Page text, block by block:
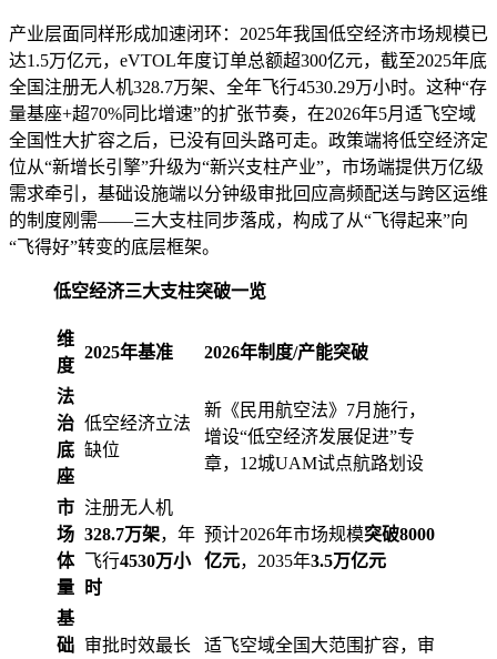
产业层面同样形成加速闭环：2025年我国低空经济市场规模已
达1.5万亿元，eVTOL年度订单总额超300亿元，截至2025年底
全国注册无人机328.7万架、全年飞行4530.29万小时。这种“存
量基座+超70%同比增速”的扩张节奏，在2026年5月适飞空域
全国性大扩容之后，已没有回头路可走。政策端将低空经济定
位从“新增长引擎”升级为“新兴支柱产业”，市场端提供万亿级
需求牵引，基础设施端以分钟级审批回应高频配送与跨区运维
的制度刚需——三大支柱同步落成，构成了从“飞得起来”向
“飞得好”转变的底层框架。
低空经济三大支柱突破一览
维
度
2025年基准 2026年制度/产能突破
法
治
底
座
低空经济立法
缺位
新《民用航空法》7月施行，
增设“低空经济发展促进”专
章，12城UAM试点航路划设
市
场
体
量
注册无人机
328.7万架，年
飞行4530万小
时
预计2026年市场规模突破8000
亿元，2035年3.5万亿元
基
础 审批时效最长
适飞空域全国大范围扩容，审